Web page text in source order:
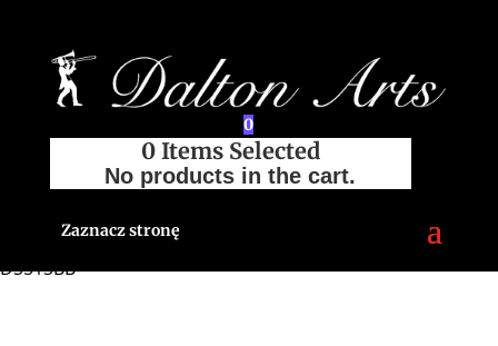
0
0 Items Selected
No products in the cart.
Zaznacz stronę
Strona główna/ Sklep/Akcesoria/Stojaki, statywy i pulpity
stojak/statyw do trąbki, kornetu i flugelhornu Multi Stand
DS513BB